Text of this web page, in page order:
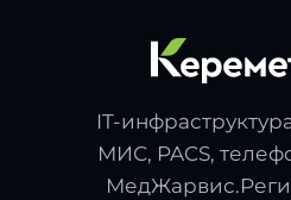
IT-
МИС, PACS,